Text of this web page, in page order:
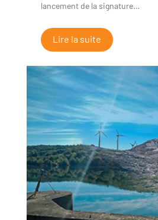
lancement de la signature…
Lire la suite